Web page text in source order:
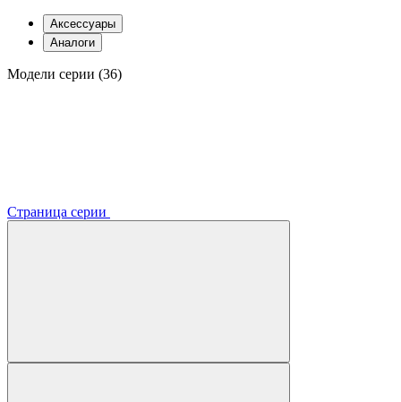
Аксессуары
Аналоги
Модели серии (36)
Страница серии